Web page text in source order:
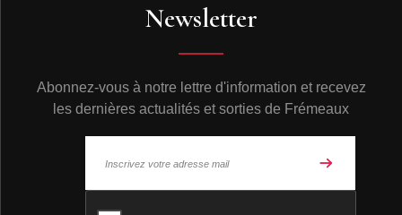
Newsletter
Abonnez-vous à notre lettre d'information et recevez
les dernières actualités et sorties de Frémeaux